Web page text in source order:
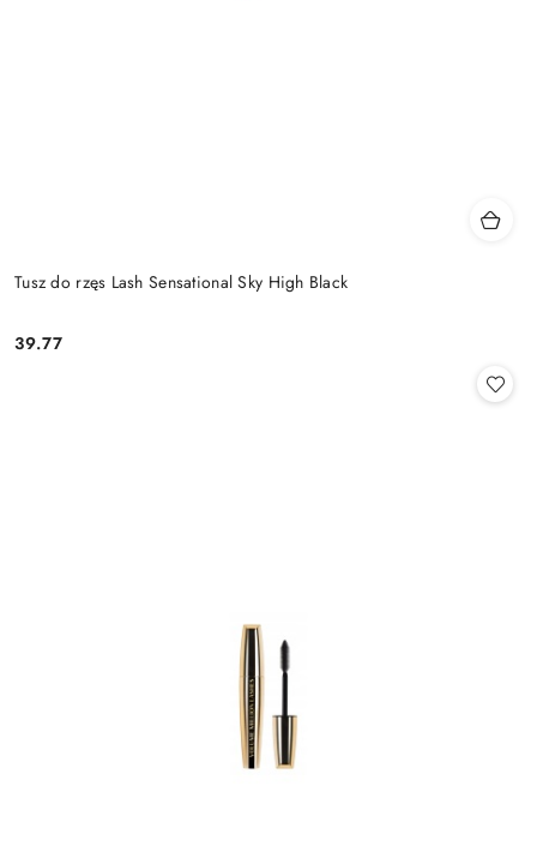
Tusz do rzęs Lash Sensational Sky High Black
Cena:
39.77